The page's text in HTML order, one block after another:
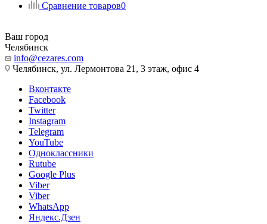
Сравнение товаров0
Ваш город
Челябинск
info@cezares.com
Челябинск, ул. Лермонтова 21, 3 этаж, офис 4
Вконтакте
Facebook
Twitter
Instagram
Telegram
YouTube
Одноклассники
Rutube
Google Plus
Viber
Viber
WhatsApp
Яндекс.Дзен